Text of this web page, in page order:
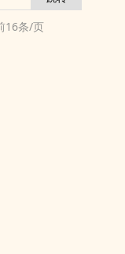
16条/页